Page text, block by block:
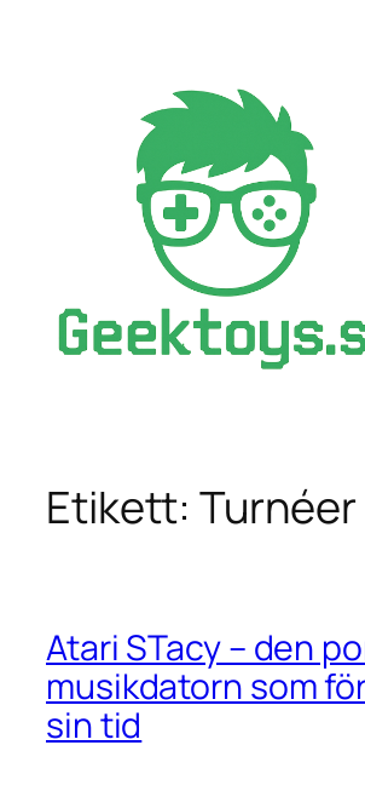
Etikett:Turnéer
Atari STacy – den
musikdatorn som
sin tid